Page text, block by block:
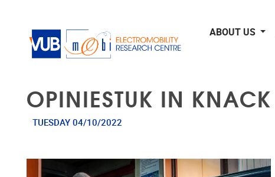
ABOUT US
OPINIESTUK IN KNACK
TUESDAY 04/10/2022